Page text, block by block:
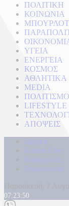
ΠΟΛΙΤΙΚΗ
ΚΟΙΝΩΝΙΑ
ΥΓΕΙΑ
ΕΝΕΡΓΕΙΑ
ΚΟΣΜΟΣ
ΑΘΛΗΤΙΚΑ
MEDIA
LIFESTYLE
ΑΠΟΨΕΙΣ
Αρχική
Kontra Live
Καταγγελίες
Επικοινωνία
Παρασκευή, 7
07:23:52